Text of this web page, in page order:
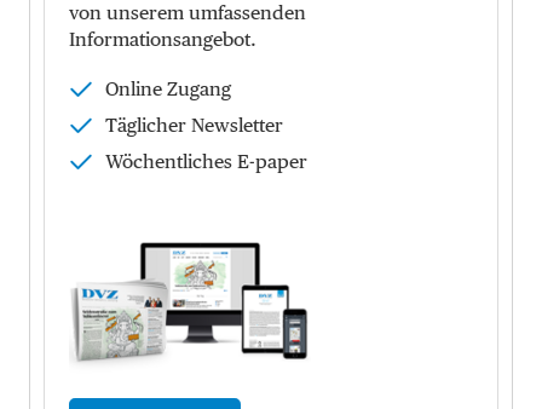
von unserem umfassenden
Informationsangebot.
Online Zugang
Täglicher Newsletter
Wöchentliches E-paper